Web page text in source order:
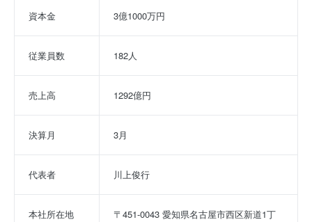
資本金 3億1000万円
従業員数 182人
売上高 1292億円
決算月 3月
代表者 川上俊行
本社所在地
〒451-0043 愛知県名古屋市西区新道1丁